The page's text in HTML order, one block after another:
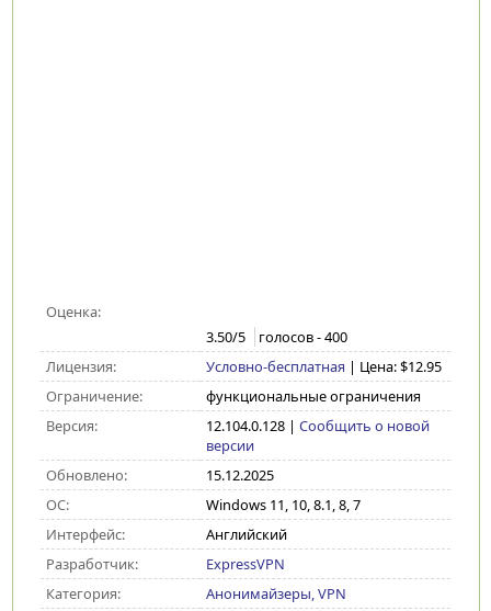
Оценка:
3.50/5 голосов -400
Лицензия:
Условно-бесплатная | Цена: $12.95
Ограничение:
функциональные ограничения
Версия:
12.104.0.128| Сообщить о новой
версии
Обновлено:
15.12.2025
ОС:
Windows 11, 10, 8.1, 8, 7
Интерфейс:
Английский
Разработчик:
ExpressVPN
Категория:
Анонимайзеры, VPN